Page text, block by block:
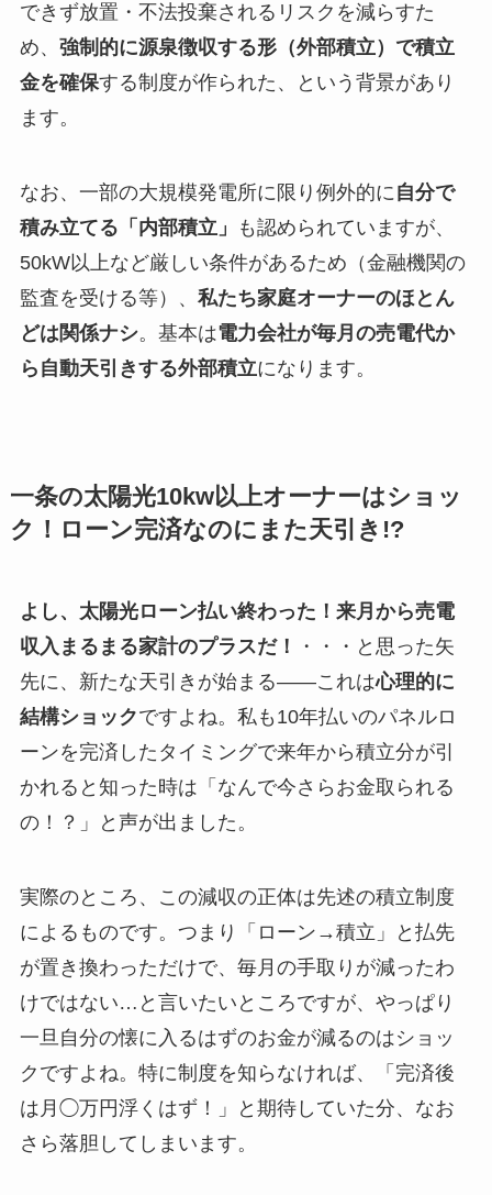
できず放置・不法投棄されるリスクを減らすた
め、 強制的に源泉徴収する形（外部積立）で積立
金を確保する制度が作られた、という背景があり
ます。
なお、一部の大規模発電所に限り例外的に自分で
積み立てる「内部積立」
も認められていますが、
50kW以上など厳しい条件があるため（金融機関の
監査を受ける等）、 私たち家庭オーナーのほとん
どは関係ナシ。基本は電力会社が毎月の売電代か
ら自動天引きする外部積立になります。
一条の太陽光10kw以上オーナーはショッ
ク！ローン完済なのにまた天引き!?
よし、太陽光ローン払い終わった！来月から売電
収入まるまる家計のプラスだ！
・・・と思った矢
先に、新たな天引きが始まる――これは心理的に
結構ショックですよね。私も10年払いのパネルロ
ーンを完済したタイミングで来年から積立分が引
かれると知った時は「なんで今さらお金取られる
の！？」と声が出ました。
実際のところ、この減収の正体は先述の積立制度
によるものです。つまり「ローン→積立」と払先
が置き換わっただけで、毎月の手取りが減ったわ
けではない…と言いたいところですが、やっぱり
一旦自分の懐に入るはずのお金が減るのはショッ
クですよね。特に制度を知らなければ、「完済後
は月◯万円浮くはず！」と期待していた分、なお
さら落胆してしまいます。